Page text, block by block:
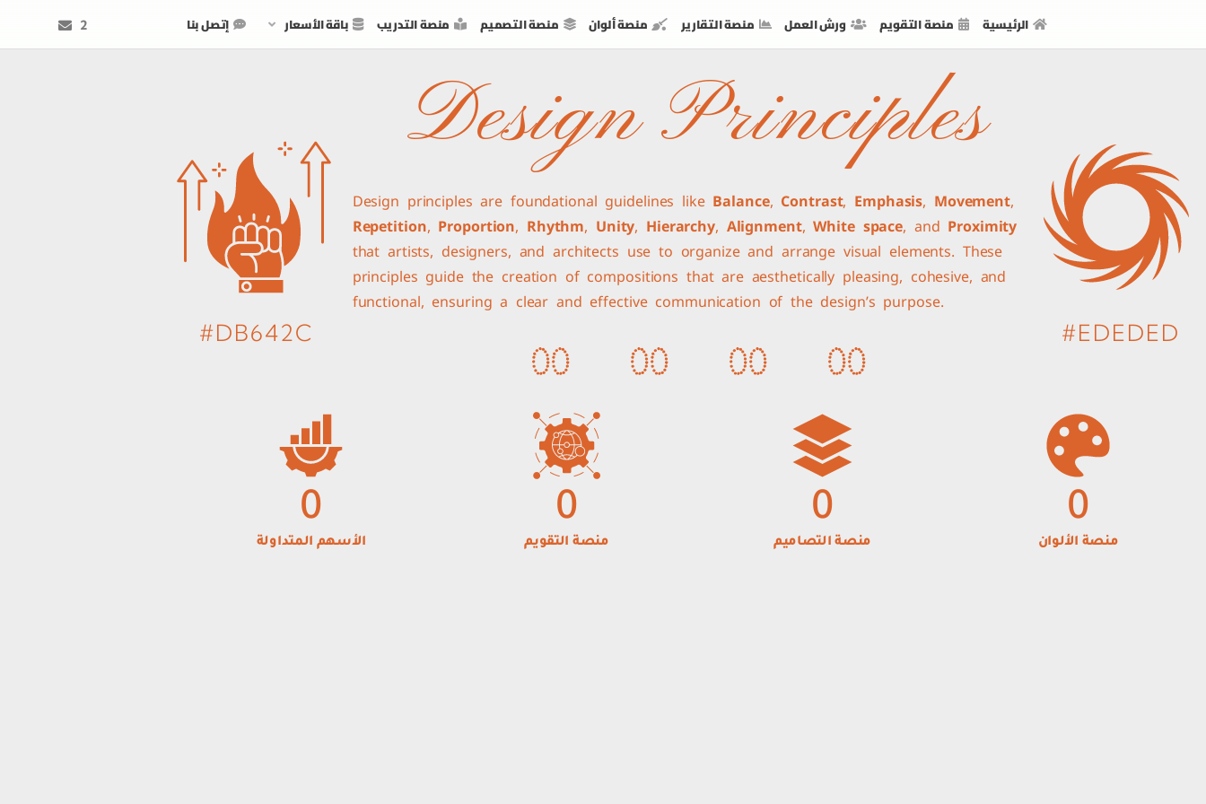
الرئيسية منصة التقويم ورش العمل منصة التقارير منصة ألوان منصة التصميم منصة التدريب باقة الأسعار إتصل بنا 2
#EDEDED
Design Principles
Design principles are foundational guidelines like Balance, Contrast, Emphasis, Movement,
Repetition, Proportion, Rhythm, Unity, Hierarchy, Alignment,White space, and Proximity
that artists, designers, and architects use to organize and arrange visual elements. These
principles guide the creation of compositions that are aesthetically pleasing, cohesive, and
functional, ensuring a clear and effective communication of the design’s purpose.
00 00 00 00
#DB642C
منصة الألوان
0
منصة التصاميم
0
منصة التقويم
0
الأسهم المتداولة
0